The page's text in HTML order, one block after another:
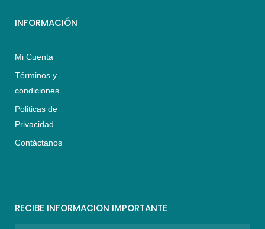
INFORMACIÓN
Mi Cuenta
Términos y
condiciones
Politicas de
Privacidad
Contáctanos
RECIBE INFORMACION IMPORTANTE